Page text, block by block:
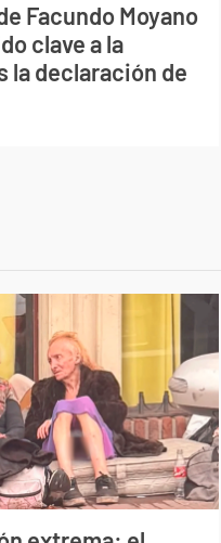
Facundo Moyano
clave a la
la declaración de